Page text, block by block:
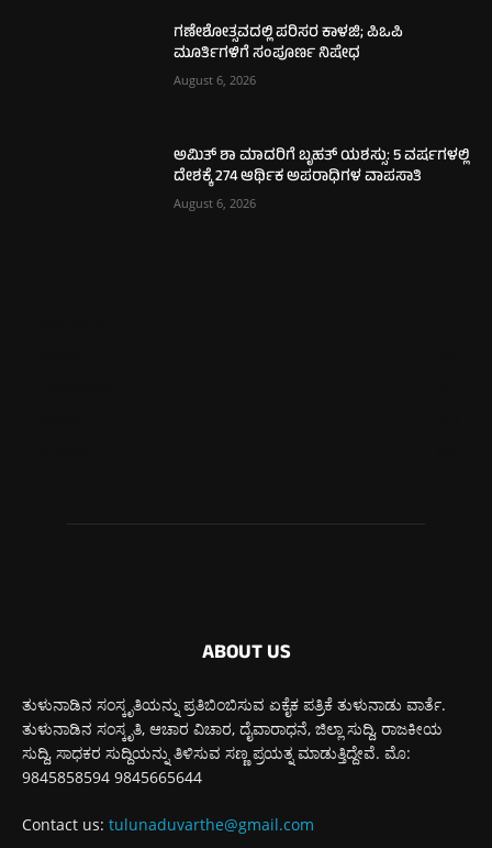
ಗಣೇಶೋತ್ಸವದಲ್ಲಿ ಪರಿಸರ ಕಾಳಜಿ; ಪಿಒಪಿ
ಮೂರ್ತಿಗಳಿಗೆ ಸಂಪೂರ್ಣ ನಿಷೇಧ
August 6, 2026
ಅಮಿತ್ ಶಾ ಮಾದರಿಗೆ ಬೃಹತ್ ಯಶಸ್ಸು: 5 ವರ್ಷಗಳಲ್ಲಿ
ದೇಶಕ್ಕೆ 274 ಆರ್ಥಿಕ ಅಪರಾಧಿಗಳ ವಾಪಸಾತಿ
August 6, 2026
ABOUT US
ತುಳುನಾಡಿನ ಸಂಸ್ಕೃತಿಯನ್ನು ಪ್ರತಿಬಿಂಬಿಸುವ ಏಕೈಕ ಪತ್ರಿಕೆ ತುಳುನಾಡು ವಾರ್ತೆ.
ತುಳುನಾಡಿನ ಸಂಸ್ಕೃತಿ, ಆಚಾರ ವಿಚಾರ, ದೈವಾರಾಧನೆ, ಜಿಲ್ಲಾ ಸುದ್ದಿ, ರಾಜಕೀಯ
ಸುದ್ದಿ, ಸಾಧಕರ ಸುದ್ದಿಯನ್ನು ತಿಳಿಸುವ ಸಣ್ಣ ಪ್ರಯತ್ನ ಮಾಡುತ್ತಿದ್ದೇವೆ. ಮೊ:
9845858594 9845665644
Contact us: tulunaduvarthe@gmail.com